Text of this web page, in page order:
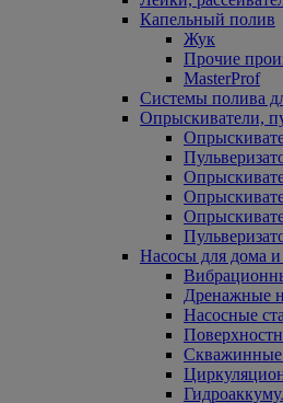
Капельный полив
Жук
Прочие
MasterProf
Системы полива
Опрыскиватели,
Насосы для дома и
Дренажные
Насосные
Скважинные